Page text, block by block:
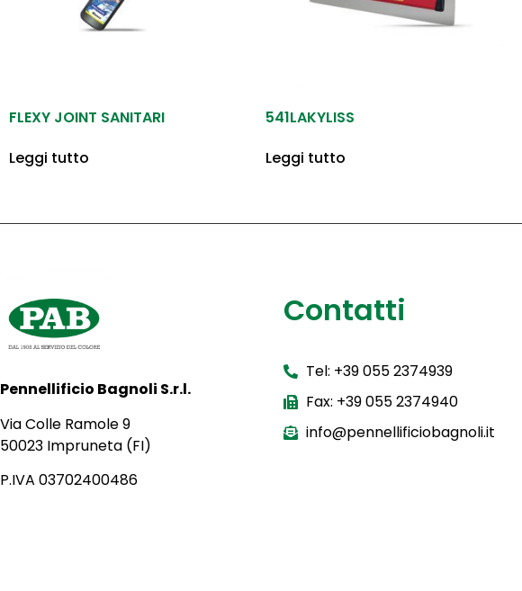
FLEXY JOINT SANITARI
Leggi tutto
541LAKYLISS
Leggi tutto
Pennellificio Bagnoli S.r.l.
Via Colle Ramole 9
50023 Impruneta (FI)
P.IVA 03702400486
Contatti
Tel: +39 055 2374939
Fax: +39 055 2374940
info@pennellificiobagnoli.it